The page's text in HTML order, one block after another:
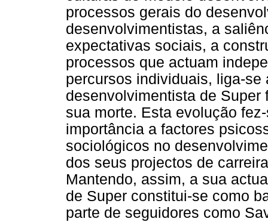
processos gerais do
desenvolvimentistas, a
expectativas sociais, a
processos que actuam
percursos individuais, liga-se
desenvolvimentista de
sua morte. Esta evolução
importância a factores
sociológicos no
dos seus projectos de
Mantendo, assim, a sua
de Super constitui-se como
parte de seguidores como